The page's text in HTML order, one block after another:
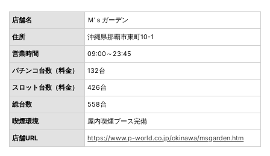
店舗名 Ｍ’ｓガーデン
住所 沖縄県那覇市東町10-1
営業時間 09:00～23:45
パチンコ台数（料金） 132台
スロット台数（料金） 426台
総台数 558台
喫煙環境 屋内喫煙ブース完備
店舗URL https://www.p-world.co.jp/okinawa/msgarden.htm